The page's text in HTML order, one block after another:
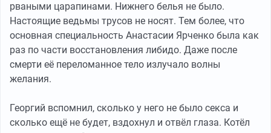
рваными царапинами. Нижнего белья не было.
Настоящие ведьмы трусов не носят. Тем более, что
основная специальность Анастасии Ярченко была как
раз по части восстановления либидо. Даже после
смерти её переломанное тело излучало волны
желания.
Георгий вспомнил, сколько у него не было секса и
сколько ещё не будет, вздохнул и отвёл глаза. Котёл